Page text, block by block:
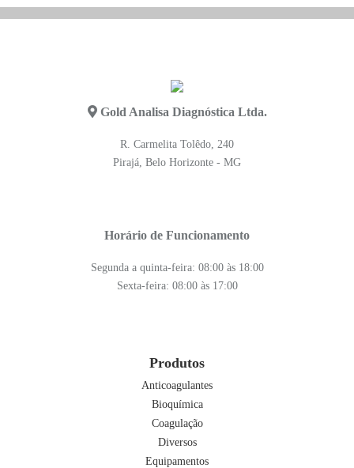
Gold Analisa Diagnóstica Ltda.
R. Carmelita Tolêdo, 240
Pirajá, Belo Horizonte - MG
Horário de Funcionamento
Segunda a quinta-feira: 08:00 às 18:00
Sexta-feira: 08:00 às 17:00
Produtos
Anticoagulantes
Bioquímica
Coagulação
Diversos
Equipamentos